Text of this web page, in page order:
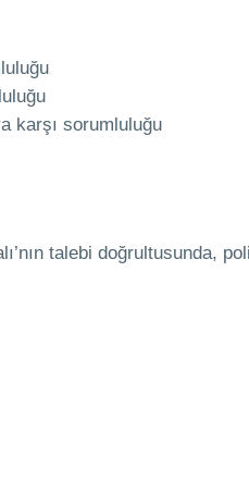
karşı sorumluluğu
talebi doğrultusunda,